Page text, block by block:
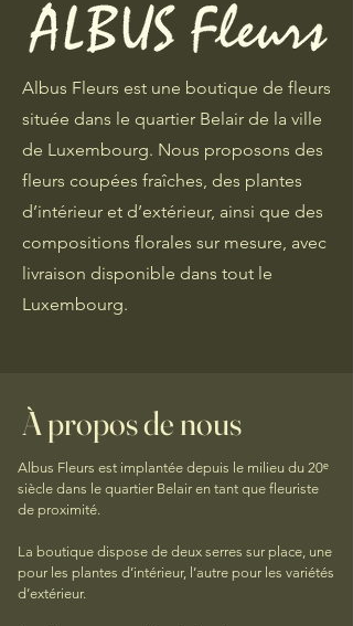
Albus Fleurs est une boutique de fleurs
située dans le quartier Belair de la ville
de Luxembourg. Nous proposons des
fleurs coupées fraîches, des plantes
d’intérieur et d’extérieur, ainsi que des
compositions florales sur mesure, avec
livraison disponible dans tout le
Luxembourg.
À propos de nous
Albus Fleurs est implantée depuis le milieu du 20ᵉ
siècle dans le quartier Belair en tant que fleuriste
de proximité.
La boutique dispose de deux serres sur place, une
pour les plantes d’intérieur, l’autre pour les variétés
d’extérieur.